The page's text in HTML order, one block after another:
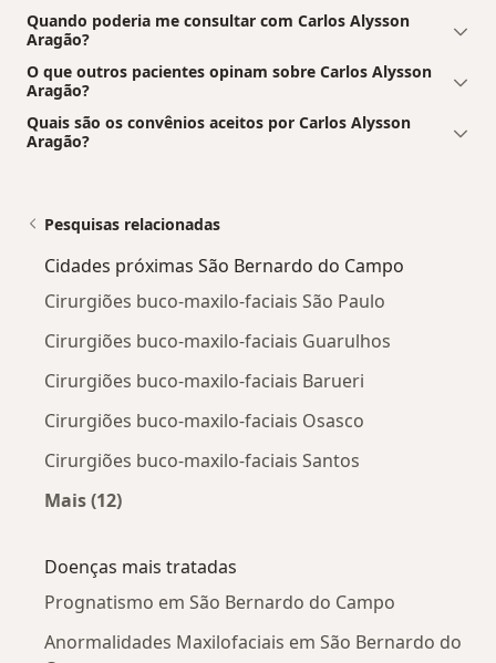
Quando poderia me consultar com Carlos Alysson
Aragão?
O que outros pacientes opinam sobre Carlos Alysson
Aragão?
Quais são os convênios aceitos por Carlos Alysson
Aragão?
Pesquisas relacionadas
Cidades próximas São Bernardo do Campo
Cirurgiões buco-maxilo-faciais São Paulo
Cirurgiões buco-maxilo-faciais Guarulhos
Cirurgiões buco-maxilo-faciais Barueri
Cirurgiões buco-maxilo-faciais Osasco
Cirurgiões buco-maxilo-faciais Santos
Mais (12)
Doenças mais tratadas
Prognatismo em São Bernardo do Campo
Anormalidades Maxilofaciais em São Bernardo do